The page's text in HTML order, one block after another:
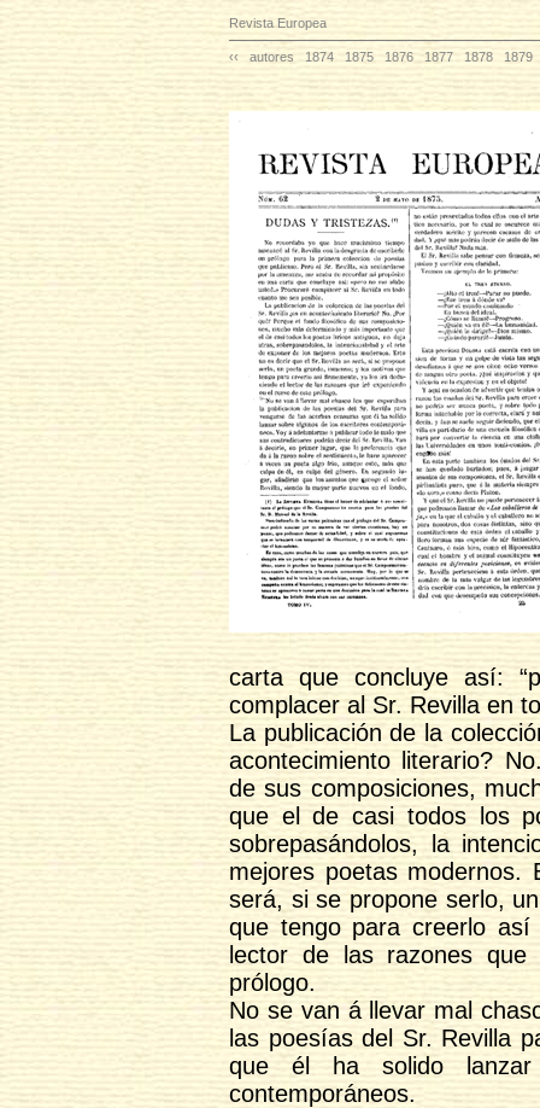
Revista Europea
‹‹ autores 1874 1875 1876 1877 1878 1879
carta que concluye así:
complacer al Sr. Revilla en
La publicación de la
acontecimiento literario?
de sus composiciones,
que el de casi todos los
sobrepasándolos, la
mejores poetas
será, si se propone serlo,
que tengo para creerlo
lector de las razones
prólogo.
No se van á llevar mal
las poesías del Sr. Revilla
que él ha solido
contemporáneos.